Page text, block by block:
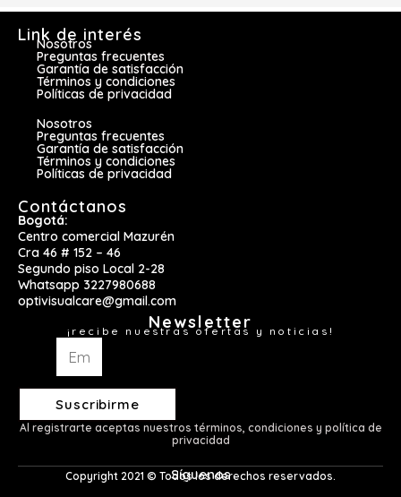
Link de interés
Nosotros
Preguntas frecuentes
Garantía de satisfacción
Términos y condiciones
Políticas de privacidad
Nosotros
Preguntas frecuentes
Garantía de satisfacción
Términos y condiciones
Políticas de privacidad
Contáctanos
Bogotá:
Centro comercial Mazurén
Cra 46 # 152 – 46
Segundo piso Local 2-28
Whatsapp 3227980688
optivisualcare@gmail.com
Newsletter
¡recibe nuestras ofertas y noticias!
Suscribirme
Al registrarte aceptas nuestros términos, condiciones y política de
privacidad
Síguenos
Facebook-fInstagram
Copyright 2021 © Todos los derechos reservados.